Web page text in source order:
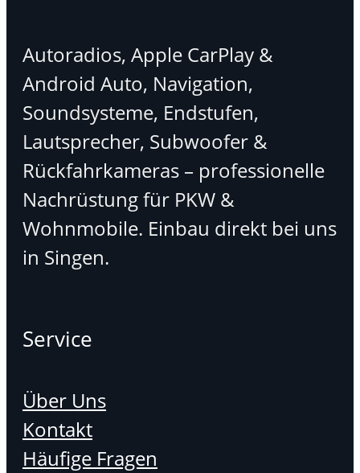
Autoradios, Apple CarPlay &
Android Auto, Navigation,
Soundsysteme, Endstufen,
Lautsprecher, Subwoofer &
Rückfahrkameras – professionelle
Nachrüstung für PKW &
Wohnmobile. Einbau direkt bei uns
in Singen.
Service
Über Uns
Kontakt
Häufige Fragen